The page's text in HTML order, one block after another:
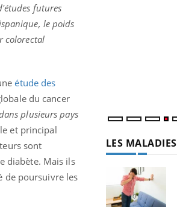
futures
le poids
colorectal
étude des
du cancer
plusieurs pays
et principal
sont
diabète. Mais ils
de poursuivre les
LES MALADIES